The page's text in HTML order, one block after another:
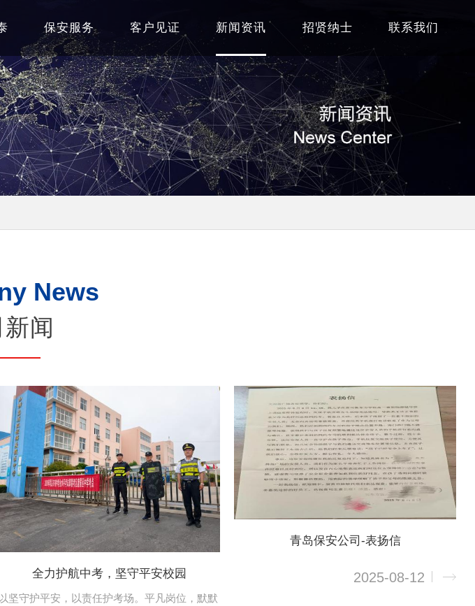
保安服务 客户见证 新闻资讯 招贤纳士 联系我们
News
闻
全力护航中考，坚守平安校园
以坚守护平安，以责任护考场。平凡岗位，默默
青岛保安公司-表扬信
2025-08-12